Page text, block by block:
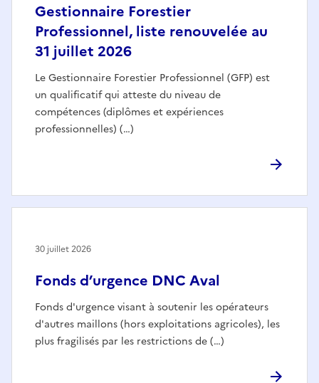
Gestionnaire Forestier
Professionnel, liste renouvelée au
31 juillet 2026
Le Gestionnaire Forestier Professionnel (GFP) est
un qualificatif qui atteste du niveau de
compétences (diplômes et expériences
professionnelles) (…)
Fonds d’urgence DNC Aval
Fonds d'urgence visant à soutenir les opérateurs
d'autres maillons (hors exploitations agricoles), les
plus fragilisés par les restrictions de (…)
30 juillet 2026